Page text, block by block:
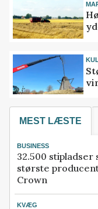
MEST LÆSTE
BUSINESS
32.500
største
Crown
KVÆG